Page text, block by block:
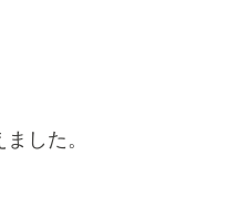
した。